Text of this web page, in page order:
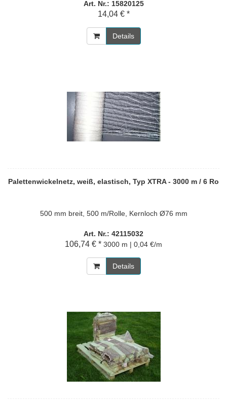
Art. Nr.: 15820125
14,04 € *
Details
Palettenwickelnetz, weiß, elastisch, Typ XTRA - 3000 m / 6 Ro
500 mm breit, 500 m/Rolle, Kernloch Ø76 mm
Art. Nr.: 42115032
106,74 € * 3000 m | 0,04 €/m
Details